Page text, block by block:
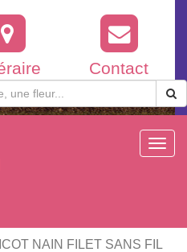
Contact
NAIN FILET SANS FIL